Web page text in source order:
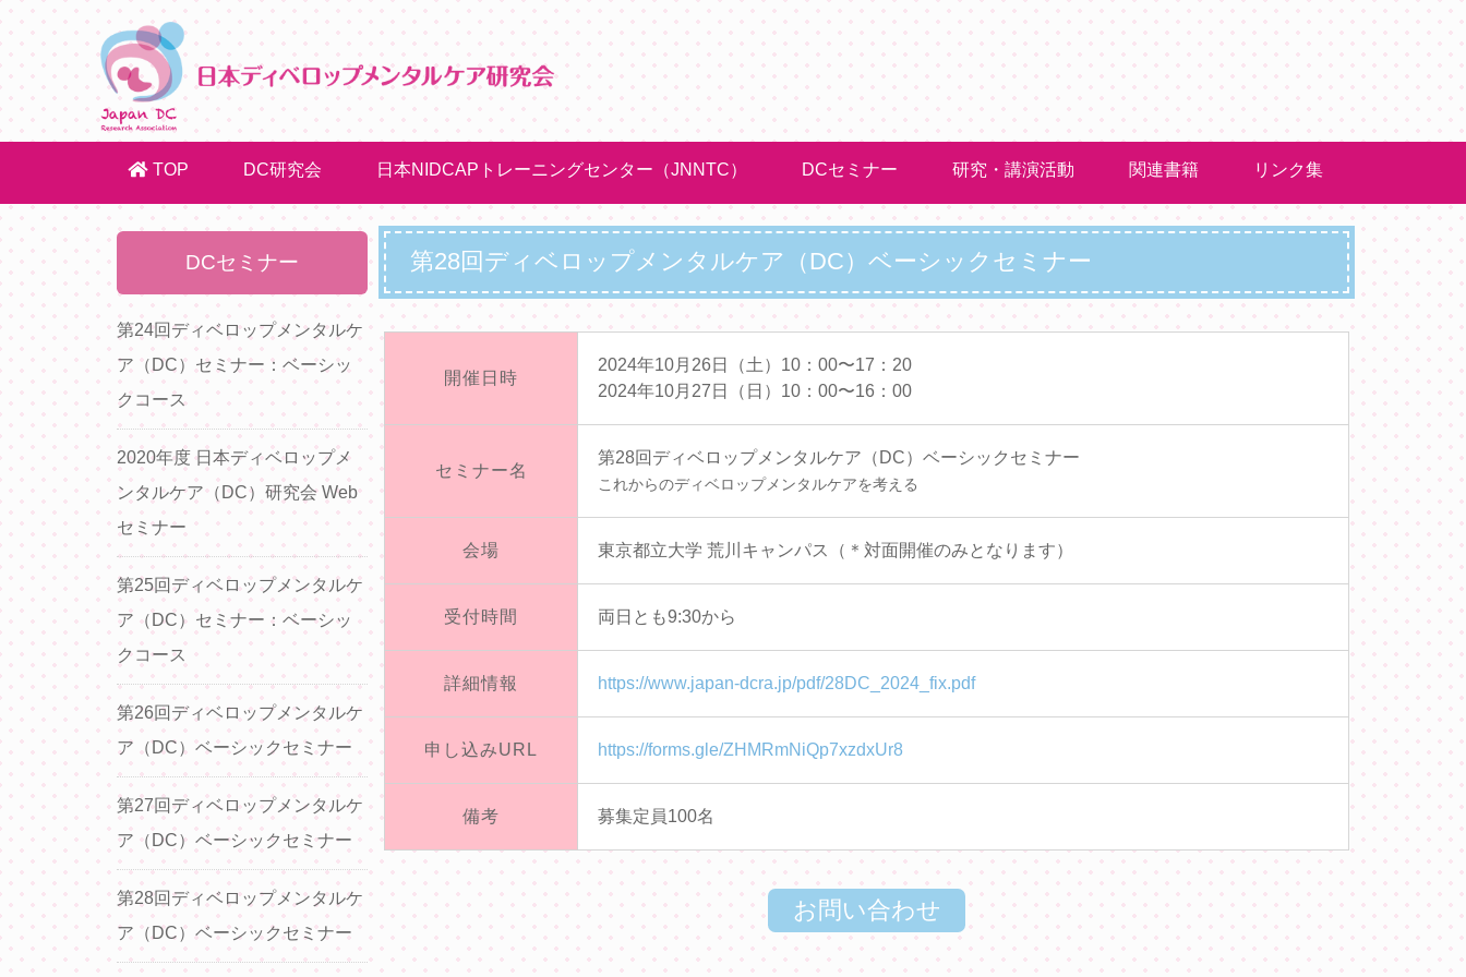
TOP DC研究会 日本NIDCAPトレーニングセンター（JNNTC） DCセミナー 研究・講演活動 関連書籍 リンク集
第28回ディベロップメンタルケア（DC）ベーシックセミナー
開催日時
2024年10月26日（土）10：00〜17：20
2024年10月27日（日）10：00〜16：00
セミナー名
第28回ディベロップメンタルケア（DC）ベーシックセミナー
これからのディベロップメンタルケアを考える
会場 東京都立大学 荒川キャンパス（＊対面開催のみとなります）
受付時間 両日とも9:30から
詳細情報 https://www.japan-dcra.jp/pdf/28DC_2024_fix.pdf
申し込みURL https://forms.gle/ZHMRmNiQp7xzdxUr8
備考 募集定員100名
お問い合わせ
DCセミナー
第24回ディベロップメンタルケ
ア（DC）セミナー：ベーシッ
クコース
2020年度 日本ディベロップメ
ンタルケア（DC）研究会 Web
セミナー
第25回ディベロップメンタルケ
ア（DC）セミナー：ベーシッ
クコース
第26回ディベロップメンタルケ
ア（DC）ベーシックセミナー
第27回ディベロップメンタルケ
ア（DC）ベーシックセミナー
第28回ディベロップメンタルケ
ア（DC）ベーシックセミナー